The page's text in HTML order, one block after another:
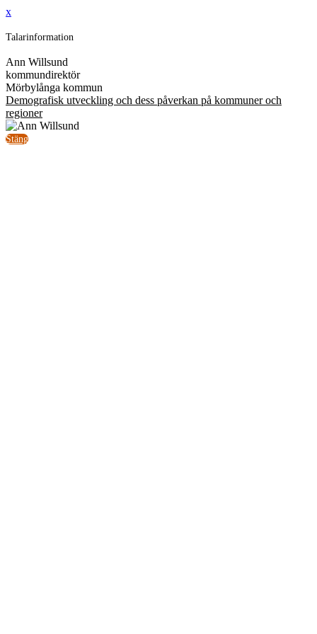
x
Talarinformation
Ann Willsund
kommundirektör
Mörbylånga kommun
Demografisk utveckling och dess påverkan på kommuner och
regioner
Stäng